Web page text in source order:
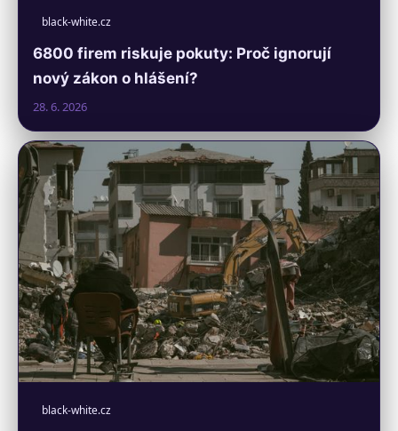
black-white.cz
6800 firem riskuje pokuty: Proč ignorují
nový zákon o hlášení?
28. 6. 2026
black-white.cz